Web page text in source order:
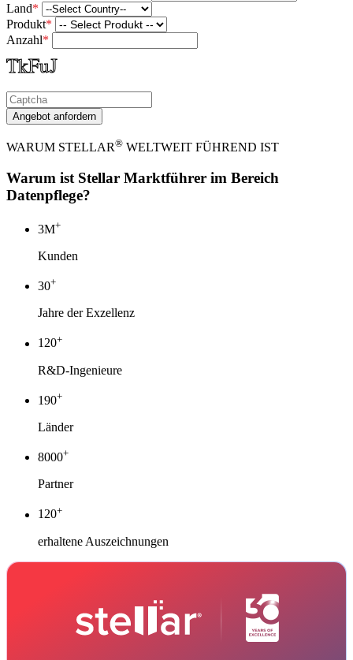
Land*
Produkt*
Anzahl*
Angebot anfordern
WARUM STELLAR® WELTWEIT FÜHREND IST
Warum ist Stellar Marktführer im Bereich
Datenpflege?
3M+
Kunden
30+
Jahre der Exzellenz
120+
R&D-Ingenieure
190+
Länder
8000+
Partner
120+
erhaltene Auszeichnungen